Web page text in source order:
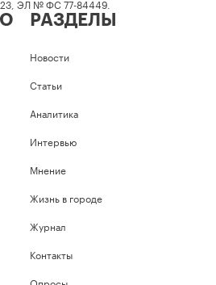
ЭЛ № ФС 77-84449.
РАЗДЕЛЫ
Новости
Статьи
Аналитика
Интервью
Мнение
Жизнь в городе
Журнал
Контакты